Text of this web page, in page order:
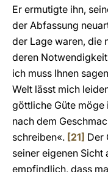
Er ermutigte ihn,
der Abfassung
der Lage waren, die
deren
ich muss Ihnen
Welt lässt mich
göttliche Güte möge
nach dem
schreiben«. [21] Der
seiner eigenen Sicht
empfindlich, dass